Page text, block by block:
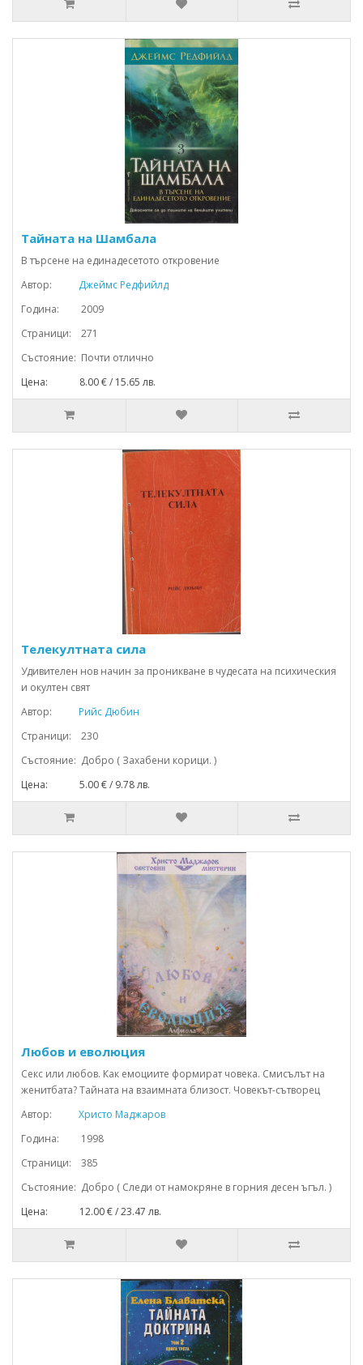
Тайната на Шамбала
В търсене на единадесетото откровение
Автор:
Джеймс Редфийлд
Година: 2009
Страници: 271
Състояние: Почти отлично
Цена: 8.00 € / 15.65 лв.
Телекултната сила
Удивителен нов начин за проникване в чудесата на психическия
и окултен свят
Автор:
Рийс Дюбин
Страници: 230
Състояние: Добро ( Захабени корици. )
Цена: 5.00 € / 9.78 лв.
Любов и еволюция
Секс или любов. Как емоциите формират човека. Смисълът на
женитбата? Тайната на взаимната близост. Човекът-сътворец
Автор:
Христо Маджаров
Година: 1998
Страници: 385
Състояние: Добро ( Следи от намокряне в горния десен ъгъл. )
Цена: 12.00 € / 23.47 лв.